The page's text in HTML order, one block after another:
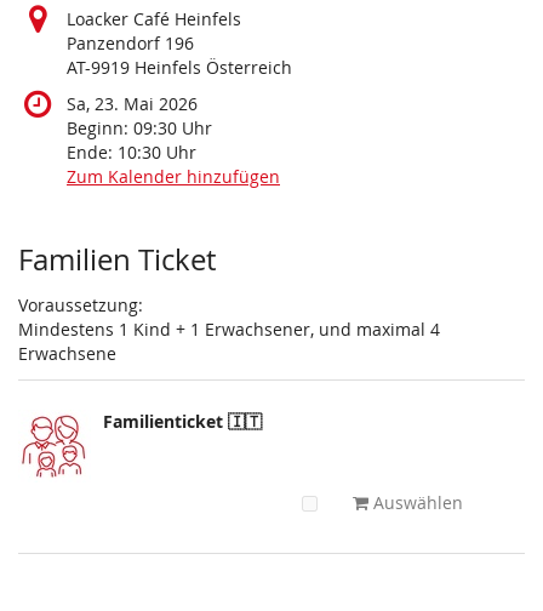
Loacker Café Heinfels
Panzendorf 196
AT-9919 Heinfels Österreich
Sa, 23. Mai 2026
Beginn: 09:30 Uhr
Ende: 10:30 Uhr
Zum Kalender hinzufügen
Produkte
Familien Ticket
Voraussetzung:
Mindestens 1 Kind + 1 Erwachsener, und maximal 4
Erwachsene
Familienticket 🇮🇹
Auswählen